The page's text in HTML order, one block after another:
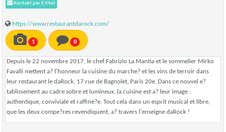
Kontakt per E-Mail
https://www.restaurantdarock.com/
1 0
Depuis le 22 novembre 2017, le chef Fabrizio La Mantia et le sommelier Mirko
Favalli mettent a? l'honneur la cuisine du marche? et les vins de terroir dans
leur restaurant le daRock, 17 rue de Bagnolet, Paris 20e. Dans ce nouvel e?
tablissement au cadre sobre et lumineux, la cuisine est a? leur image :
authentique, conviviale et raffine?e. Tout cela dans un esprit musical et libre,
que les deux compe?res revendiquent, a? travers l'enseigne daRock !